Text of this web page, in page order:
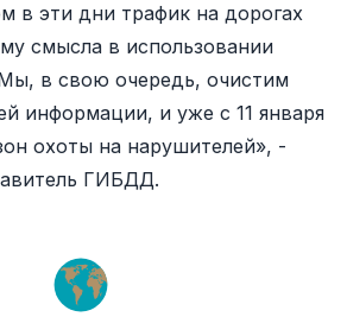
в эти дни трафик на дорогах
смысла в использовании
в свою очередь, очистим
информации, и уже с 11 января
охоты на нарушителей», -
ГИБДД.